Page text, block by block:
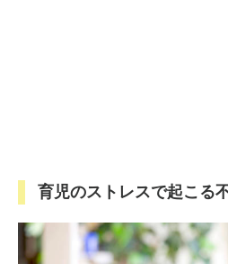
育児のストレスで起こる